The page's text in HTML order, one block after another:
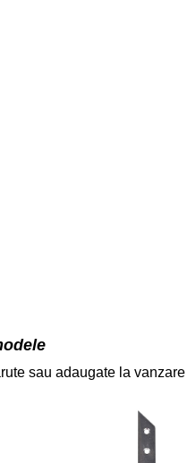
sau adaugate la vanzare